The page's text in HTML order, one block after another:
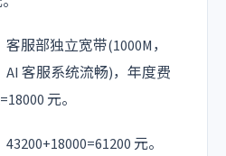
部独立宽带(1000M，
客服系统流畅)，年度费
元。
元。